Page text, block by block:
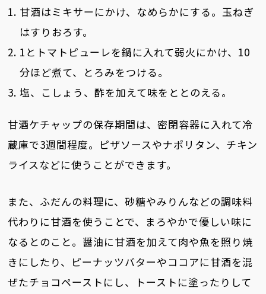
甘酒はミキサーにかけ、なめらかにする。玉ねぎ
はすりおろす。
1とトマトピューレを鍋に入れて弱火にかけ、10
分ほど煮て、とろみをつける。
塩、こしょう、酢を加えて味をととのえる。
甘酒ケチャップの保存期間は、密閉容器に入れて冷
蔵庫で3週間程度。ピザソースやナポリタン、チキン
ライスなどに使うことができます。
また、ふだんの料理に、砂糖やみりんなどの調味料
代わりに甘酒を使うことで、まろやかで優しい味に
なるとのこと。醤油に甘酒を加えて肉や魚を照り焼
きにしたり、ピーナッツバターやココアに甘酒を混
ぜたチョコペーストにし、トーストに塗ったりして